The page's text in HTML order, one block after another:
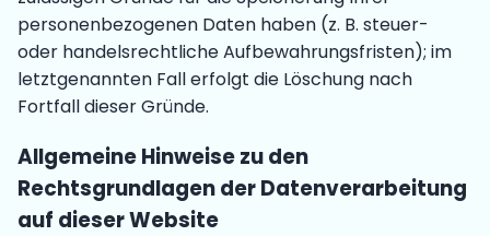
personenbezogenen Daten haben (z. B. steuer-
oder handelsrechtliche Aufbewahrungsfristen); im
letztgenannten Fall erfolgt die Löschung nach
Fortfall dieser Gründe.
Allgemeine Hinweise zu den
Rechtsgrundlagen der Datenverarbeitung
auf dieser Website